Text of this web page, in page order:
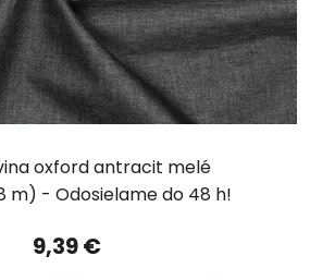
oxford antracit melé
m)
9,39 €